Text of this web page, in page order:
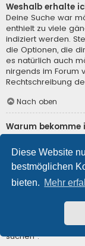
Diese Website
bestmöglichen
bieten. Mehr
Weshalb erhalte
Deine Suche war
enthielt zu viele
indiziert werden.
die Optionen, die
es natürlich auch
nirgends im Forum
Rechtschreibung
Nach oben
Warum bekomme
Deine Suche
Webserver sie
und gib
Suche auf
Nach oben
Wie kann ich
Gehe zur
suchen“.